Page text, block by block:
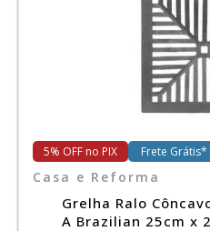
5% OFF no PIX Frete Grátis*
Casa e Reforma
Grelha Ralo
A Brazilian 25cm x